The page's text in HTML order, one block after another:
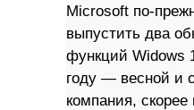
Microsoft по-
выпустить два
функций Widows
году — весной и
компания,